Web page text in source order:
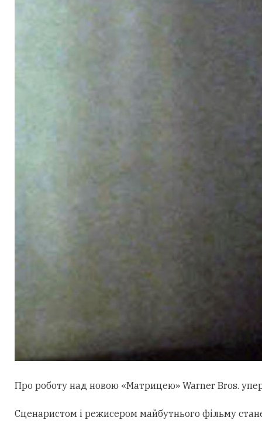
Про роботу над новою «Матрицею» Warner Bros.
Сценаристом і режисером майбутнього фільму